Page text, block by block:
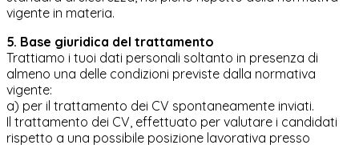
vigente in materia.
5. Base giuridica del trattamento
Trattiamo i tuoi dati personali soltanto in presenza di
almeno una delle condizioni previste dalla normativa
vigente:
a) per il trattamento dei CV spontaneamente inviati.
Il trattamento dei CV, effettuato per valutare i candidati
rispetto a una possibile posizione lavorativa presso